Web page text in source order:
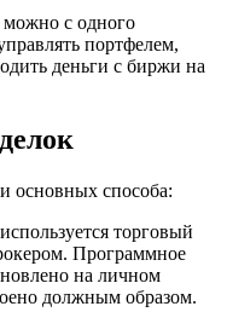
можно с одного
портфелем,
деньги с биржи на
основных способа:
торговый
Программное
на личном
должным образом.